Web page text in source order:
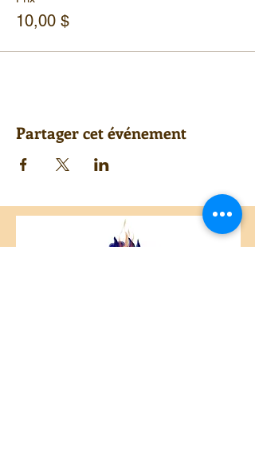
10,00 $
Partager cet événement